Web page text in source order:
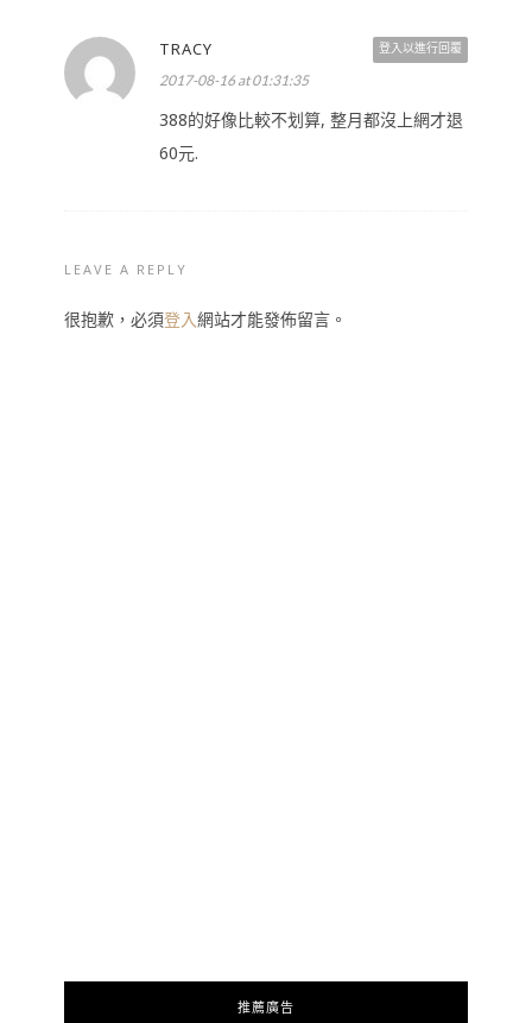
登入以進行回覆
TRACY
2017-08-16 at 01:31:35
388的好像比較不划算, 整月都沒上網才退
60元.
LEAVE A REPLY
很抱歉，必須登入網站才能發佈留言。
推薦廣告